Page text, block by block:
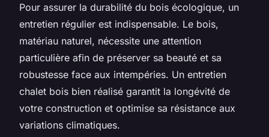
Pour assurer la durabilité du bois écologique, un
entretien régulier est indispensable. Le bois,
matériau naturel, nécessite une attention
particulière afin de préserver sa beauté et sa
robustesse face aux intempéries. Un entretien
chalet bois bien réalisé garantit la longévité de
votre construction et optimise sa résistance aux
variations climatiques.